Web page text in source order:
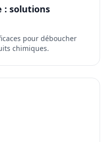
: solutions
pour déboucher
chimiques.